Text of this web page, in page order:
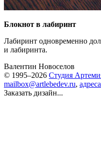
Блокнот в лабиринт
Лабиринт одновременно
и лабиринта.
Валентин Новоселов
© 1995–2026 Студия
mailbox@artlebedev.ru,
Заказать дизайн...